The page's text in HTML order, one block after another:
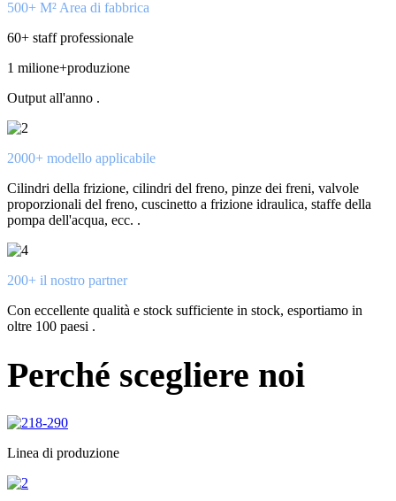
500+ M² Area di fabbrica
60+ staff professionale
1 milione+produzione
Output all'anno .
2000+ modello applicabile
Cilindri della frizione, cilindri del freno, pinze dei freni, valvole
proporzionali del freno, cuscinetto a frizione idraulica, staffe della
pompa dell'acqua, ecc. .
200+ il nostro partner
Con eccellente qualità e stock sufficiente in stock, esportiamo in
oltre 100 paesi .
Perché scegliere noi
Linea di produzione